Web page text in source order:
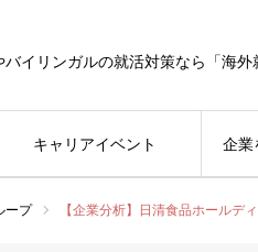
イリンガルの就活対策なら「海外
キャリアイベント 企業
ープ 【企業分析】日清食品ホールデ